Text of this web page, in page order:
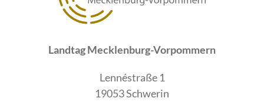
Landtag Mecklenburg-Vorpommern
Lennéstraße 1
19053 Schwerin